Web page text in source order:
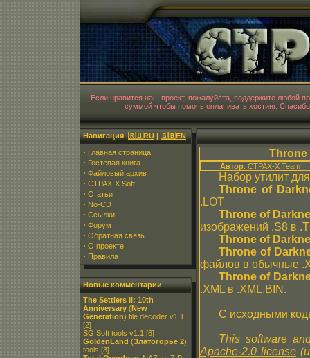
Если нравится наш проект, пожалуйста, поддержите любой
суммой чтобы помочь оплачивать хостинг.
Навигация🇷🇺RU | 🇬🇧EN
· Главная страница
· Гостевая книга
· Файловый архив
· CTPAX-X Soft
· Статьи
· No-CD
· Ссылки
· Форум
· Обратная связь
· О проекте
· Правила
Новые комментарии
The Settlers II: 10th
Anniversary (New
Generation) file decoder v1.1
[2]
SG Soft tools v1.1 [6]
GoldenLand (Златогорье 2)
tools [3]
Throne
Автор: CTPAX-X Team
Набор утилит
Throne of
.LOT
Throne of
изображений .S8 в
Throne of
Throne of
файлов в обычные
Throne of
.XML в .XML.BIN.
С исходными
This software
Apache-2.0 license